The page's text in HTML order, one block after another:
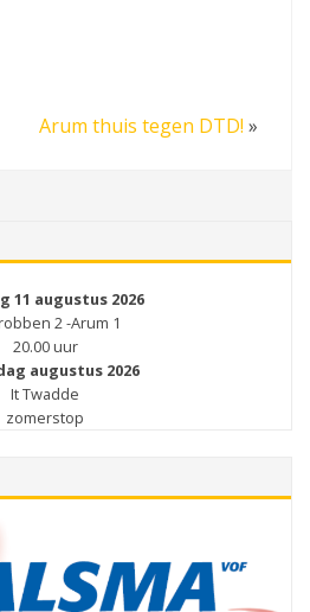
Arum thuis tegen DTD! »
11 augustus 2026
2 -Arum 1
20.00 uur
augustus 2026
It Twadde
zomerstop